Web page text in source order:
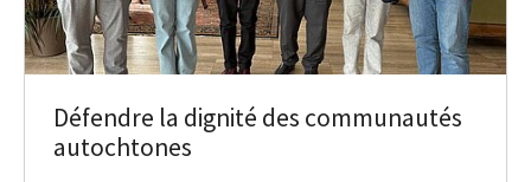
Défendre la dignité des communautés
autochtones